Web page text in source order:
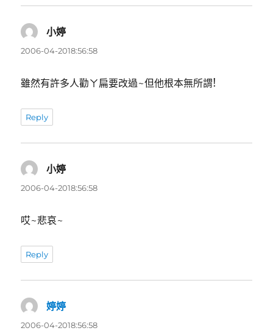
小婷
示:
2006-04-2018:56:58
雖然有許多人勸ㄚ扁要改過~但他根本無所謂!
Reply
小婷
示:
2006-04-2018:56:58
哎~悲哀~
Reply
婷婷
示:
2006-04-2018:56:58